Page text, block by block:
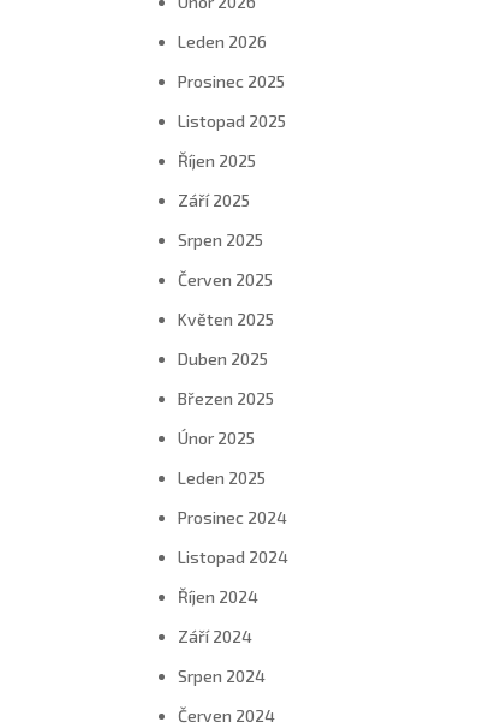
Leden 2026
Prosinec 2025
Listopad 2025
Říjen 2025
Září 2025
Srpen 2025
Červen 2025
Květen 2025
Duben 2025
Březen 2025
Únor 2025
Leden 2025
Prosinec 2024
Listopad 2024
Říjen 2024
Září 2024
Srpen 2024
Červen 2024